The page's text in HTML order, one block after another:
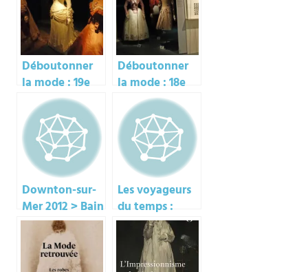
Déboutonner
la mode : 19e
Déboutonner
la mode : 18e
Downton-sur-
Mer 2012 > Bain
de mer Belle
époque du
dimanche (3/3)
Les voyageurs
du temps :
Belle Epoque